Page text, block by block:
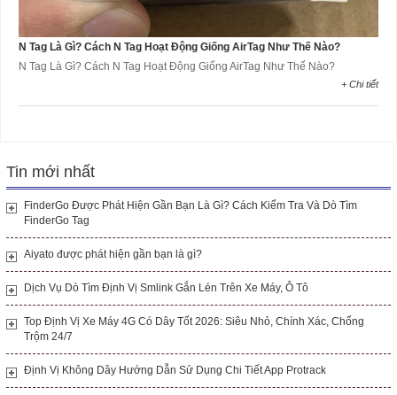
N Tag Là Gì? Cách N Tag Hoạt Động Giống AirTag Như Thế Nào?
N Tag Là Gì? Cách N Tag Hoạt Động Giống AirTag Như Thế Nào?
+ Chi tiết
Tin mới nhất
FinderGo Được Phát Hiện Gần Bạn Là Gì? Cách Kiểm Tra Và Dò Tìm
FinderGo Tag
Aiyato được phát hiện gần bạn là gì?
Dịch Vụ Dò Tìm Định Vị Smlink Gắn Lén Trên Xe Máy, Ô Tô
Top Định Vị Xe Máy 4G Có Dây Tốt 2026: Siêu Nhỏ, Chính Xác, Chống
Trộm 24/7
Định Vị Không Dây Hướng Dẫn Sử Dụng Chi Tiết App Protrack